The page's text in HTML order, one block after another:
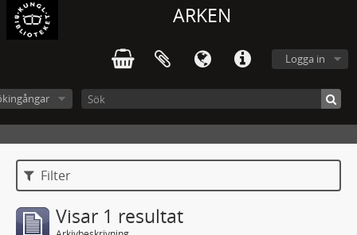
ARKEN
Logga in
Filter
Visar 1 resultat